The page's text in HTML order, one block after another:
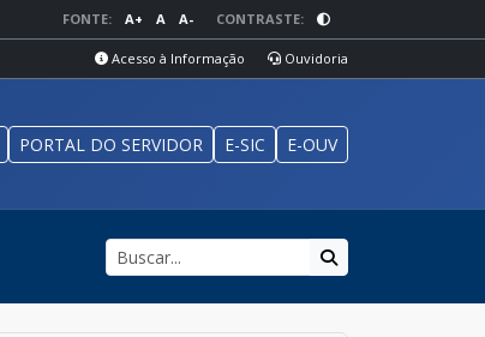
FONTE: A+ A A- CONTRASTE:
Acesso à Informação Ouvidoria
PORTAL DO SERVIDOR E-SIC E-OUV